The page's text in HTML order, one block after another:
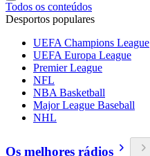
Todos os conteúdos
Desportos populares
UEFA Champions League
UEFA Europa League
Premier League
NFL
NBA Basketball
Major League Baseball
NHL
Os melhores rádios